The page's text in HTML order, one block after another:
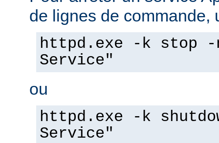
de lignes de commande,
httpd.exe -k stop -
Service"
ou
httpd.exe -k
Service"